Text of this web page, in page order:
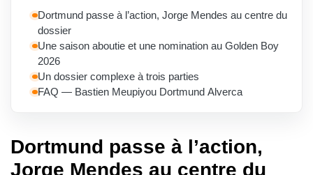
Dortmund passe à l’action, Jorge Mendes au centre du
dossier
Une saison aboutie et une nomination au Golden Boy
2026
Un dossier complexe à trois parties
FAQ — Bastien Meupiyou Dortmund Alverca
Dortmund passe à l’action,
Jorge Mendes au centre du